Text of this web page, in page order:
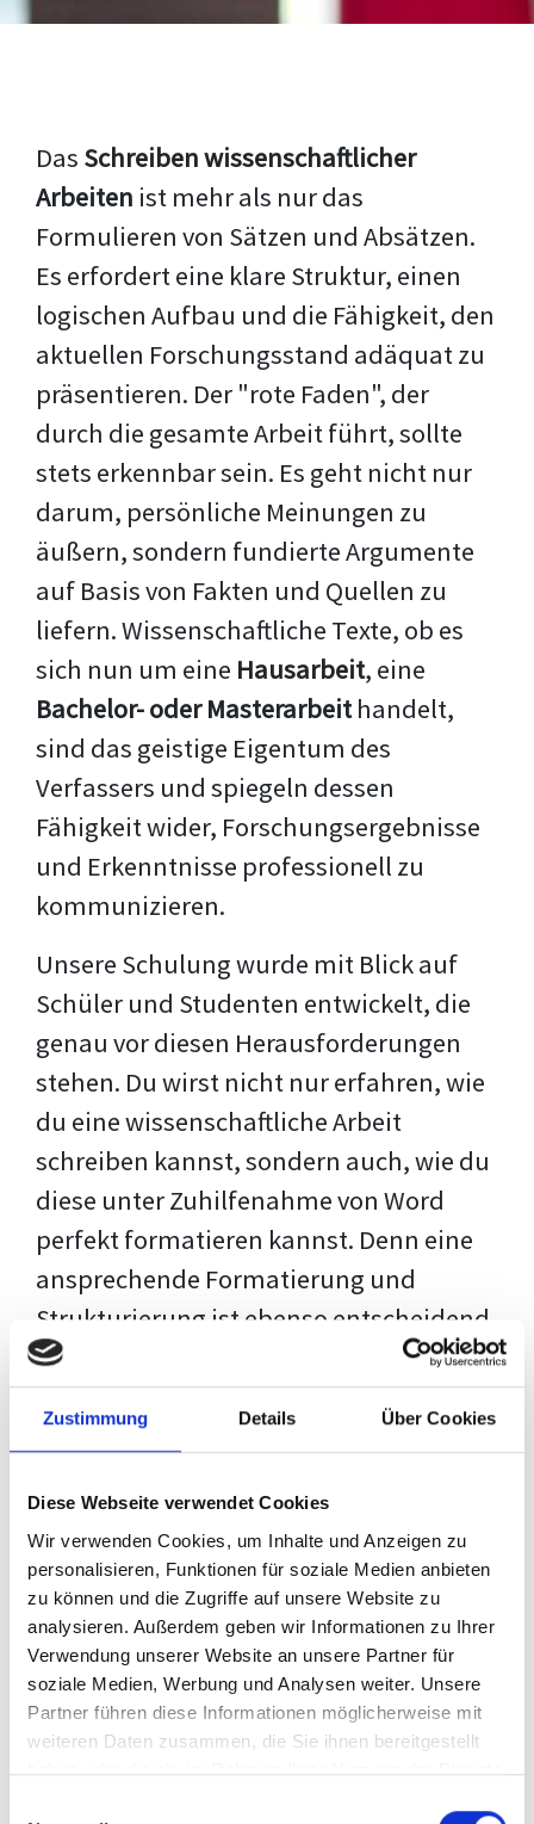
Zustimmung Details Über Cookies
Diese Webseite verwendet Cookies
Wir verwenden Cookies, um Inhalte und Anzeigen zu
personalisieren, Funktionen für soziale Medien anbieten
zu können und die Zugriffe auf unsere Website zu
analysieren. Außerdem geben wir Informationen zu Ihrer
Verwendung unserer Website an unsere Partner für
soziale Medien, Werbung und Analysen weiter. Unsere
Partner führen diese Informationen möglicherweise mit
weiteren Daten zusammen, die Sie ihnen bereitgestellt
haben oder die sie im Rahmen Ihrer Nutzung der Dienste
Das Schreiben wissenschaftlicher
Arbeiten ist mehr als nur das
Formulieren von Sätzen und Absätzen.
Es erfordert eine klare Struktur, einen
logischen Aufbau und die Fähigkeit, den
aktuellen Forschungsstand adäquat zu
präsentieren. Der "rote Faden", der
durch die gesamte Arbeit führt, sollte
stets erkennbar sein. Es geht nicht nur
darum, persönliche Meinungen zu
äußern, sondern fundierte Argumente
auf Basis von Fakten und Quellen zu
liefern. Wissenschaftliche Texte, ob es
sich nun um eine Hausarbeit, eine
Bachelor- oder Masterarbeithandelt,
sind das geistige Eigentum des
Verfassers und spiegeln dessen
Fähigkeit wider, Forschungsergebnisse
und Erkenntnisse professionell zu
kommunizieren.
Unsere Schulung wurde mit Blick auf
Schüler und Studenten entwickelt, die
genau vor diesen Herausforderungen
stehen. Du wirst nicht nur erfahren, wie
du eine wissenschaftliche Arbeit
schreiben kannst, sondern auch, wie du
diese unter Zuhilfenahme von Word
perfekt formatieren kannst. Denn eine
ansprechende Formatierung und
Strukturierung ist ebenso entscheidend
wie der Inhalt selbst. Jeder Prüfer hat
eigene Erwartungen, und unsere
Schulung ist so konzipiert, dass sie dir
deiner individuellen Vorlage zeigt,
anstatt eine Einheitslösung zu bieten.
Der Prozess des wissenschaftlichen
Schreibens kann ohne das richtige
Wissen eine große Herausforderung
darstellen. Jedoch, ausgestattet mit
denTechniken und Strategiendieses
Kurses, wird die Formatierung deiner